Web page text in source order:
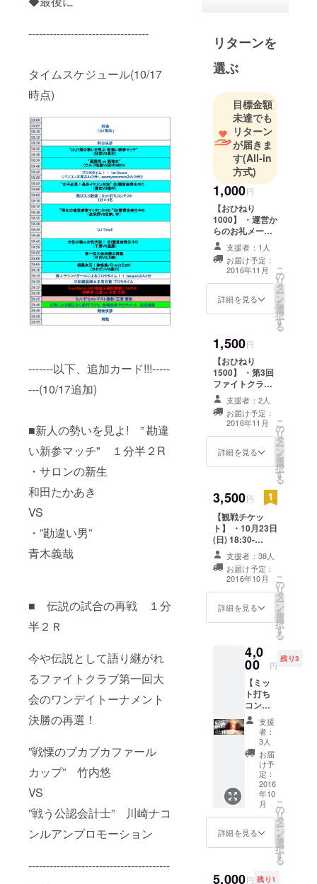
----------------------------------
タイムスケジュール(10/17
時点)
-------以下、追加カード!!!-----
---(10/17追加)
■新人の勢いを見よ! ” 勘違
い新参マッチ" １分半２R
・サロンの新生
和田たかあき
VS
・”勘違い男”
青木義哉
■ 伝説の試合の再戦 １分
半２Ｒ
今や伝説として語り継がれ
るファイトクラブ第一回大
会のワンデイトーナメント
決勝の再選！
”戦慄のブカブカファール
カップ” 竹内悠
VS
”戦う公認会計士” 川崎ナコ
ンルアンプロモーション
----------------------------------------
プメンバー
を中心に結
成された、
ント実行
チーム。格
闘技フリー
クのフリー
ランサーも
いれば、元X
リーガーの
保険会社の
社長、ただ
の会社員も
います。日
本格闘技
ブームを再
燃させた
い、エンタ
に放ちた
い！規模を
大きくし
て、世界
へ・・・そ
れぞれが夢
を持ち、毎
日切磋琢磨
しておりま
リターンを
選ぶ
目標金額
未達でも
リターン
が届きま
す(All-in
方式)
1,000円
【おひねり
1000】 ・運営か
らのお礼メール
・チャンピオン
からのお礼メー
ル ・ヒモ千葉の
特別動画
支援者：1人
お届け予定：
2016年11月
詳細を見る
こ
の
リ
タ
ー
ン
を
選
択
す
る
1,500円
【おひねり
1500】 ・第3回
ファイトクラブ
まとめ動画の特
別先行配信 ・運
営からのお礼
メール ・チャン
ピオンからのお
礼メール ・ヒモ
支援者：2人
お届け予定：
2016年11月
詳細を見る
こ
の
リ
タ
ー
ン
を
選
択
す
る
3,500円
【観戦チケッ
ト】 ・10月23日
(日) 18:30-
@FightClub428
(ワンドリンク
付) ※当日券は
4,000円(税込)予
定
支援者：38人
お届け予定：
2016年10月
詳細を見る
こ
の
リ
タ
ー
ン
を
選
択
す
る
4,0
00 円
残り3
【ミッ
ト打ち
コンテ
スト出
場権★
チケッ
ト】 ・
第3回
HIUファ
イトク
ラブ観
戦権 ・
ミット
打ちコ
ンテス
ト出場
チ間に
支援
者：
3人
お届
け予
定：
2016
年10
月
詳細を見る
こ
の
リ
タ
ー
ン
を
選
択
す
る
5,000円 残り1